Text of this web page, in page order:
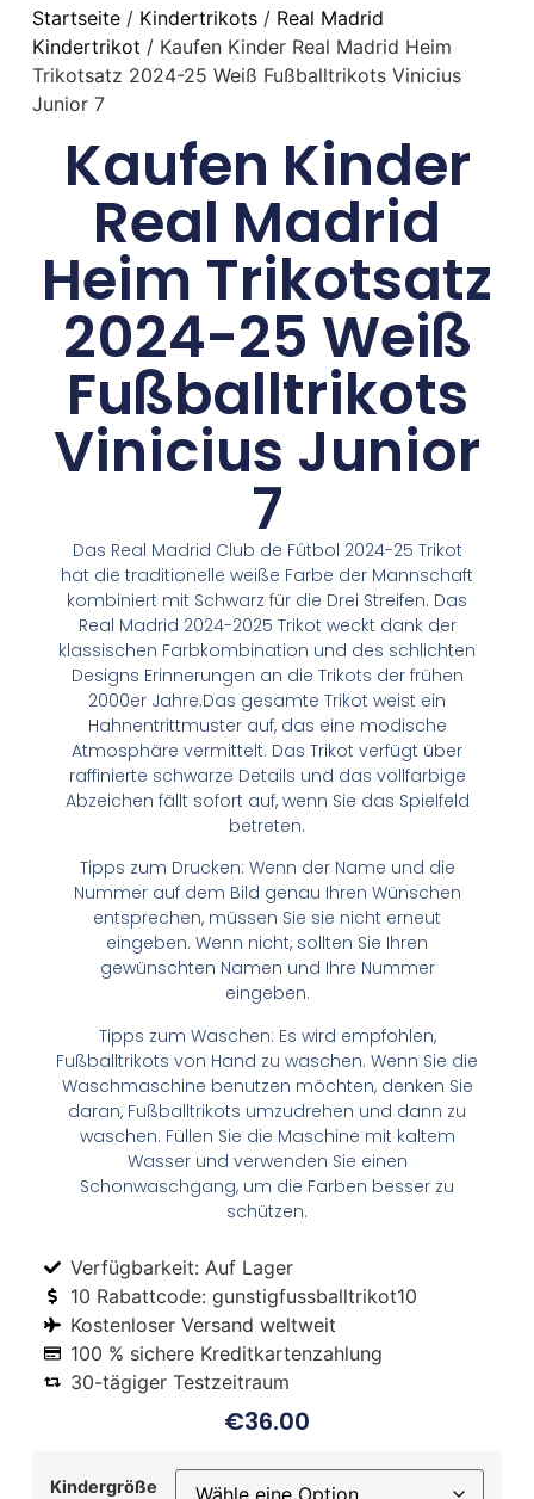
Startseite/ Kindertrikots/ Real Madrid
Kindertrikot / Kaufen Kinder Real Madrid Heim
Trikotsatz 2024-25 Weiß Fußballtrikots Vinicius
Junior 7
Kaufen Kinder
Real Madrid
Heim Trikotsatz
2024-25 Weiß
Fußballtrikots
Vinicius Junior
7
Das Real Madrid Club de Fútbol 2024-25 Trikot
hat die traditionelle weiße Farbe der Mannschaft
kombiniert mit Schwarz für die Drei Streifen. Das
Real Madrid 2024-2025 Trikot weckt dank der
klassischen Farbkombination und des schlichten
Designs Erinnerungen an die Trikots der frühen
2000er Jahre.Das gesamte Trikot weist ein
Hahnentrittmuster auf, das eine modische
Atmosphäre vermittelt. Das Trikot verfügt über
raffinierte schwarze Details und das vollfarbige
Abzeichen fällt sofort auf, wenn Sie das Spielfeld
betreten.
Tipps zum Drucken: Wenn der Name und die
Nummer auf dem Bild genau Ihren Wünschen
entsprechen, müssen Sie sie nicht erneut
eingeben. Wenn nicht, sollten Sie Ihren
gewünschten Namen und Ihre Nummer
eingeben.
Tipps zum Waschen: Es wird empfohlen,
Fußballtrikots von Hand zu waschen. Wenn Sie die
Waschmaschine benutzen möchten, denken Sie
daran, Fußballtrikots umzudrehen und dann zu
waschen. Füllen Sie die Maschine mit kaltem
Wasser und verwenden Sie einen
Schonwaschgang, um die Farben besser zu
schützen.
Verfügbarkeit: Auf Lager
10 Rabattcode: gunstigfussballtrikot10
Kostenloser Versand weltweit
100 % sichere Kreditkartenzahlung
30-tägiger Testzeitraum
€36.00
Kindergröße